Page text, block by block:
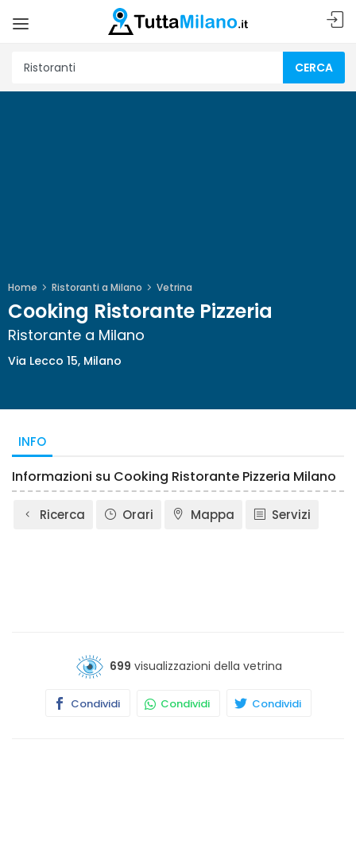
CERCA
Home Ristoranti a Milano Vetrina
Cooking Ristorante Pizzeria
Ristorante a Milano
Via Lecco 15, Milano
INFO
Informazioni su Cooking Ristorante Pizzeria Milano
Ricerca Orari Mappa Servizi
699 visualizzazioni della vetrina
Condividi Condividi Condividi